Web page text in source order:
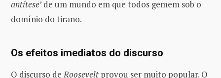
antítese’ de um mundo em que todos gemem sob o
domínio do tirano.
Os efeitos imediatos do discurso
O discurso deRoosevelt provou ser muito popular. O